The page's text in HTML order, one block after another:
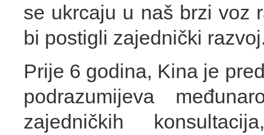
se ukrcaju u naš brzi voz
bi postigli zajednički
Prije 6 godina, Kina je
podrazumijeva
zajedničkih